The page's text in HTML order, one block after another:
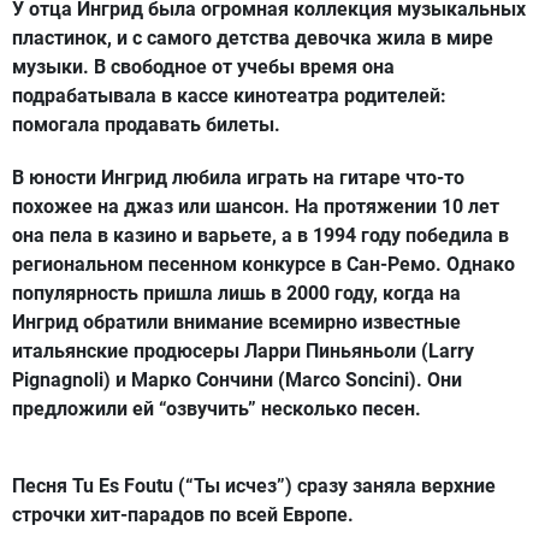
У отца Ингрид была огромная коллекция музыкальных
пластинок, и с самого детства девочка жила в мире
музыки. В свободное от учебы время она
подрабатывала в кассе кинотеатра родителей:
помогала продавать билеты.
В юности Ингрид любила играть на гитаре что-то
похожее на джаз или шансон. На протяжении 10 лет
она пела в казино и варьете, а в 1994 году победила в
региональном песенном конкурсе в Сан-Ремо. Однако
популярность пришла лишь в 2000 году, когда на
Ингрид обратили внимание всемирно известные
итальянские продюсеры Ларри Пиньяньоли (Larry
Pignagnoli) и Марко Сончини (Marco Soncini). Они
предложили ей “озвучить” несколько песен.
Песня Tu Es Foutu (“Ты исчез”) сразу заняла верхние
строчки хит-парадов по всей Европе.